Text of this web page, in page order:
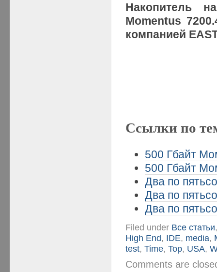
Накопитель
Momentus
компанией
Ссылки по
500 Гбайт
500 Гбайт
Два по
Два по
Два по
Filed under Все статьи
High End, IDE, media,
test,Time,Top, USA,
Comments are